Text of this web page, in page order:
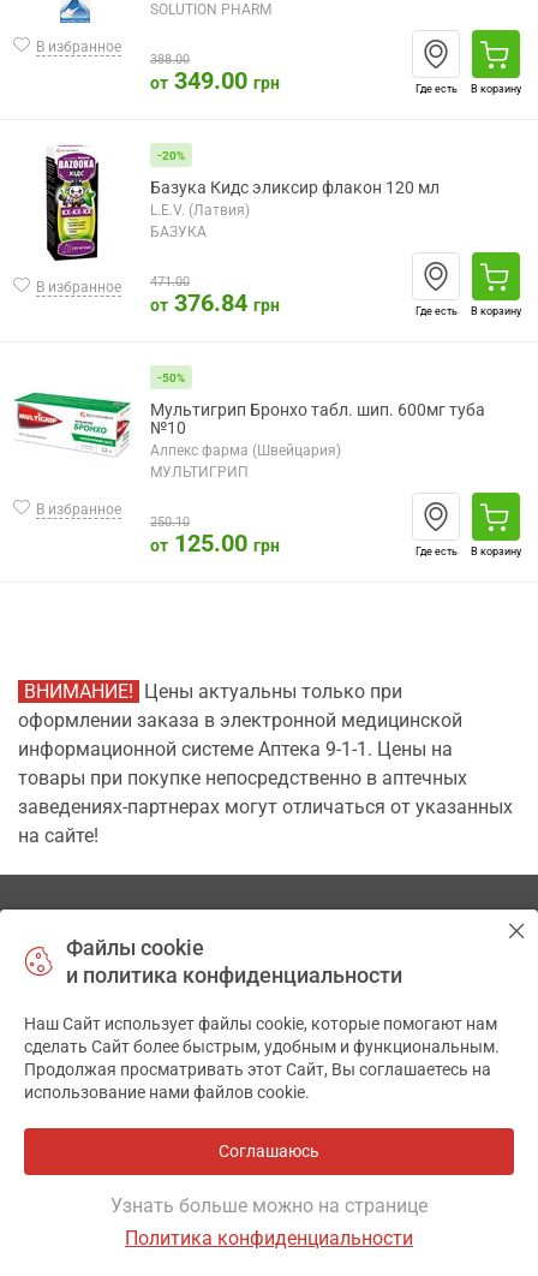
В избранное
SOLUTION PHARM
388.00
от 349.00 грн Где есть В корзину
В избранное
-20%
Базука Кидс эликсир флакон 120 мл
L.E.V. (Латвия)
БАЗУКА
471.00
от 376.84 грн Где есть В корзину
В избранное
-50%
Мультигрип Бронхо табл. шип. 600мг туба
№10
Алпекс фарма (Швейцария)
МУЛЬТИГРИП
250.10
от 125.00 грн Где есть В корзину
ВНИМАНИЕ! Цены актуальны только при
оформлении заказа в электронной медицинской
информационной системе Аптека 9-1-1. Цены на
товары при покупке непосредственно в аптечных
заведениях-партнерах могут отличаться от указанных
на сайте!
Онлайн чат
Безопасность платежей
О компании
Файлы cookie
и политика конфиденциальности
Наш Сайт использует файлы cookie, которые помогают нам
сделать Сайт более быстрым, удобным и функциональным.
Продолжая просматривать этот Сайт, Вы соглашаетесь на
использование нами файлов cookie.
Соглашаюсь
Узнать больше можно на странице
Политика конфиденциальности
✕